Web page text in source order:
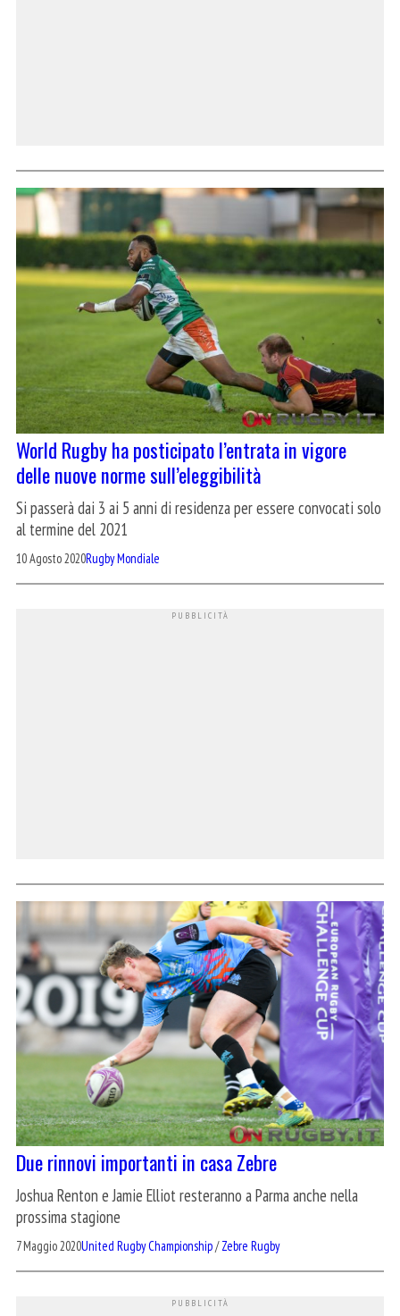
World Rugby ha posticipato l’entrata in vigore
delle nuove norme sull’eleggibilità
Si passerà dai 3 ai 5 anni di residenza per essere convocati solo
al termine del 2021
10 Agosto 2020Rugby Mondiale
Due rinnovi importanti in casa Zebre
Joshua Renton e Jamie Elliot resteranno a Parma anche nella
prossima stagione
7 Maggio 2020United Rugby Championship/Zebre Rugby